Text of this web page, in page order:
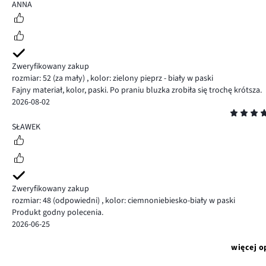
5
ANNA
Zweryfikowany zakup
rozmiar: 52 (za mały) , kolor: zielony pieprz - biały w paski
Fajny materiał, kolor, paski. Po praniu bluzka zrobiła się trochę krótsza.
2026-08-02
5
SŁAWEK
Zweryfikowany zakup
rozmiar: 48 (odpowiedni) , kolor: ciemnoniebiesko-biały w paski
Produkt godny polecenia.
2026-06-25
więcej